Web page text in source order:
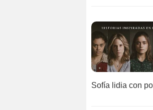
Sofía lidia con